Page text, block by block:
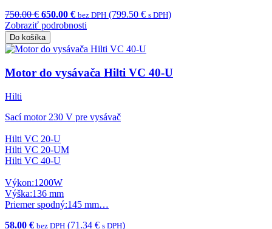
750.00 € 650.00 € bez DPH (799.50 € s DPH)
Zobraziť podrobnosti
Do košíka
Motor do vysávača Hilti VC 40-U
Hilti
Sací motor 230 V pre vysávač
Hilti VC 20-U
Hilti VC 20-UM
Hilti VC 40-U
Výkon:1200W
Výška:136 mm
Priemer spodný:145 mm…
58.00 € bez DPH (71.34 € s DPH)